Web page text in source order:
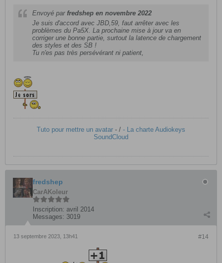
Envoyé par fredshep en novembre 2022
Je suis d'accord avec JBD,59, faut arrêter avec les
problèmes du Pa5X. La prochaine mise à jour va en
corriger une bonne partie, surtout la latence de chargement
des styles et des SB !
Tu n'es pas très persévérant ni patient,​
Tuto pour mettre un avatar - / - La charte Audiokeys
SoundCloud
fredshep
CarAKoleur
Inscription: avril 2014
Messages: 3019
#14
13 septembre 2023, 13h41